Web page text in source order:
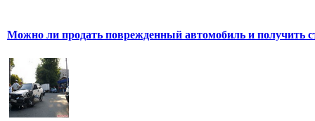
Можно ли продать поврежденный автомобиль и получить